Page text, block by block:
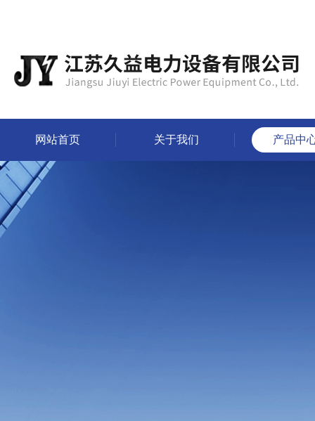
网站首页 关于我们 产品中